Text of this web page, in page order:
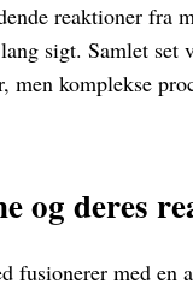
reaktioner fra
sigt. Samlet
men komplekse
og deres
fusionerer med en